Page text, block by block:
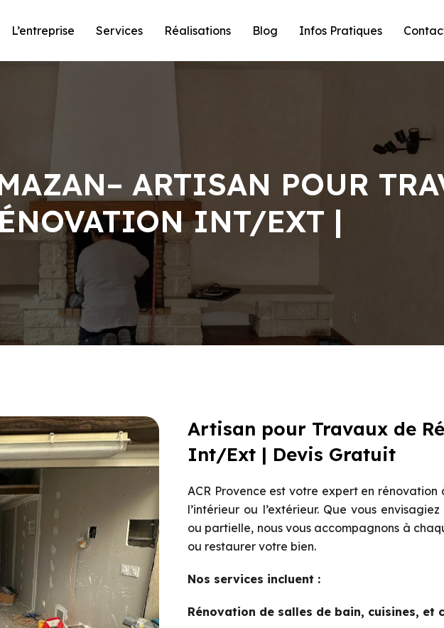
L’entreprise Services Réalisations Blog Infos Pratiques
ARTISAN POUR
INT/EXT |
Artisan pour Travaux de
Int/Ext | Devis Gratuit
ACR Provence est votre expert en
l’intérieur ou l’extérieur. Que vous
ou partielle, nous vous accompagnons à
ou restaurer votre bien.
Nos services incluent :
Rénovation de salles de bain, cuisines, et